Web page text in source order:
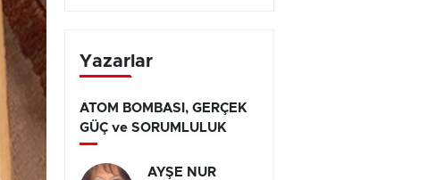
Yazarlar
ATOM BOMBASI, GERÇEK
GÜÇ ve SORUMLULUK
AYŞE NUR